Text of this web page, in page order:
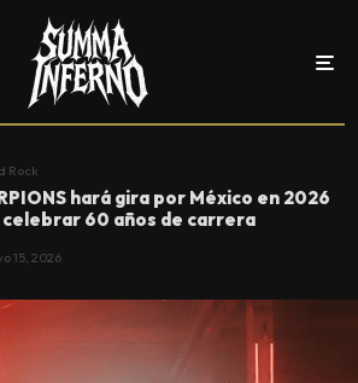
Rock
hará gira por México en 2026
60 años de carrera
15, 2026